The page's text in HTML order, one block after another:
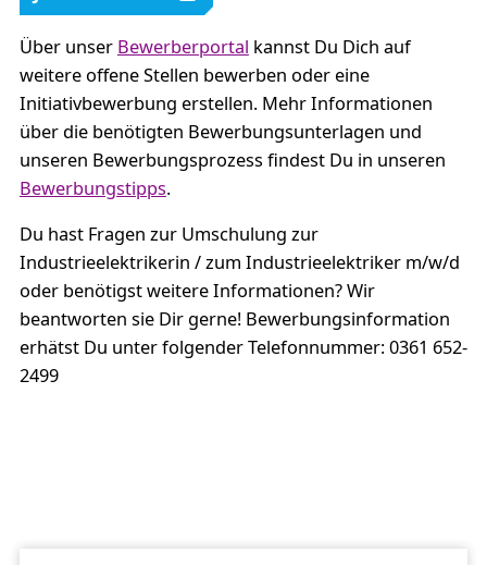
Über unser Bewerberportal kannst Du Dich auf
weitere offene Stellen bewerben oder eine
Initiativbewerbung erstellen. Mehr Informationen
über die benötigten Bewerbungsunterlagen und
unseren Bewerbungsprozess findest Du in unseren
Bewerbungstipps.
Du hast Fragen zur Umschulung zur
Industrieelektrikerin / zum Industrieelektriker m/w/d
oder benötigst weitere Informationen? Wir
beantworten sie Dir gerne! Bewerbungsinformation
erhätst Du unter folgender Telefonnummer: 0361 652-
2499